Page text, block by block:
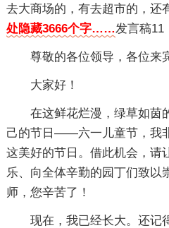
去大商场的，有去超市的，还
处隐藏3666个字……发言稿11
尊敬的各位领导，各位来
大家好！
在这鲜花烂漫，绿草如茵
己的节日——六一儿童节，我
这美好的节日。借此机会，请
乐、向全体辛勤的园丁们致以
师，您辛苦了！
现在，我已经长大。还记